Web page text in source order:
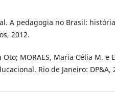
A pedagogia no Brasil:
2012.
Oto; MORAES, Maria Célia M. e
Rio de Janeiro: DP&A,